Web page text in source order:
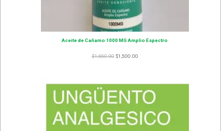
Aceite de Cañamo 1000 MG Amplio Espectro
$1,650.00 $1,500.00